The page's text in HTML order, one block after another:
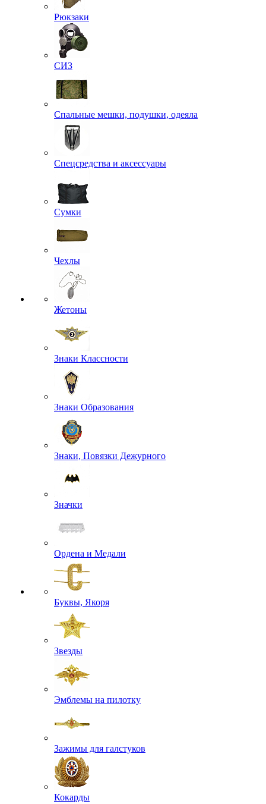
Рюкзаки
СИЗ
Спальные мешки, подушки, одеяла
Спецсредства и аксессуары
Сумки
Чехлы
Жетоны
Знаки Классности
Знаки Образования
Знаки, Повязки Дежурного
Значки
Ордена и Медали
Буквы, Якоря
Звезды
Эмблемы на пилотку
Зажимы для галстуков
Кокарды